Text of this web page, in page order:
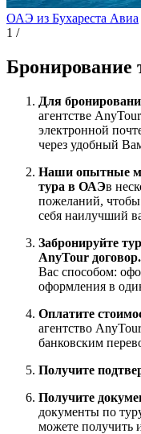
ОАЭ из Бухареста Авиа
1 /
Бронирование
Для
агентстве
электронной
через удобный
Наши опытные
тура в ОАЭв
пожеланий,
себя наилучший
Забронируйте
AnyTour договор.
Вас способом:
оформления в
Оплатите
агентство
банковским
Получите
Получите
документы по
можете получить